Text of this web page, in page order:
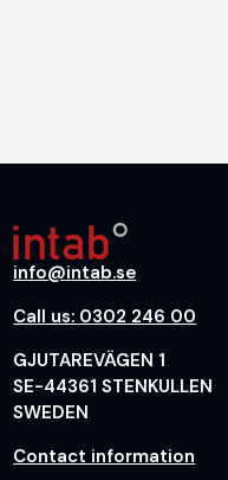
info@intab.se
Call us: 0302 246 00
GJUTAREVÄGEN 1
SE-44361 STENKULLEN
SWEDEN
Contact information